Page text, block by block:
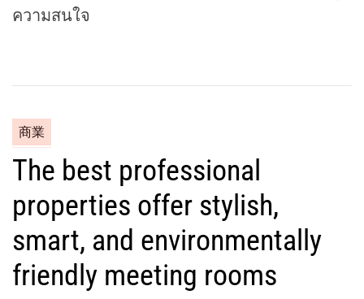
ความสนใจ
C
a
g
r
i
e
商業
The best professional
properties offer stylish,
smart, and environmentally
friendly meeting rooms